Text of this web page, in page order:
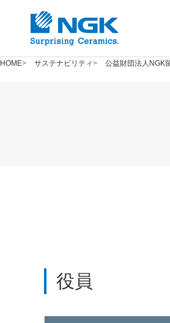
HOME サステナビリティ 公益財団法人NGK
役員